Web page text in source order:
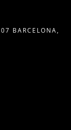
BARCELONA,